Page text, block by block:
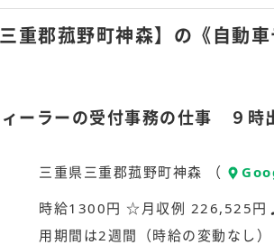
重郡菰野町神森】の《自動
ィーラーの受付事務の仕事 ９
三重県三重郡菰野町神森 （
時給1300円 ☆月収例 226,525
用期間は2週間（時給の変動なし